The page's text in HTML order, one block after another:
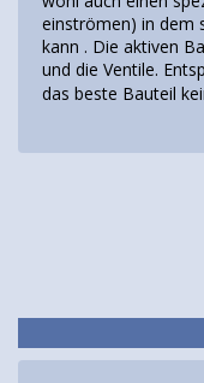
einströmen) in dem
kann . Die aktiven
und die Ventile.
das beste Bauteil